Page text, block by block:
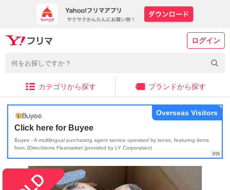
ログイン
カテゴリから探す ブランドから探す
Click here for Buyee
Buyee - A multilingual purchasing agent service operated by tenso, featuring items
from JDirectItems Fleamarket (provided by LY Corporation)
Overseas Visitors